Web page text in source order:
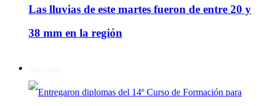
Las lluvias de este martes fueron de entre 20 y
38 mm en la región